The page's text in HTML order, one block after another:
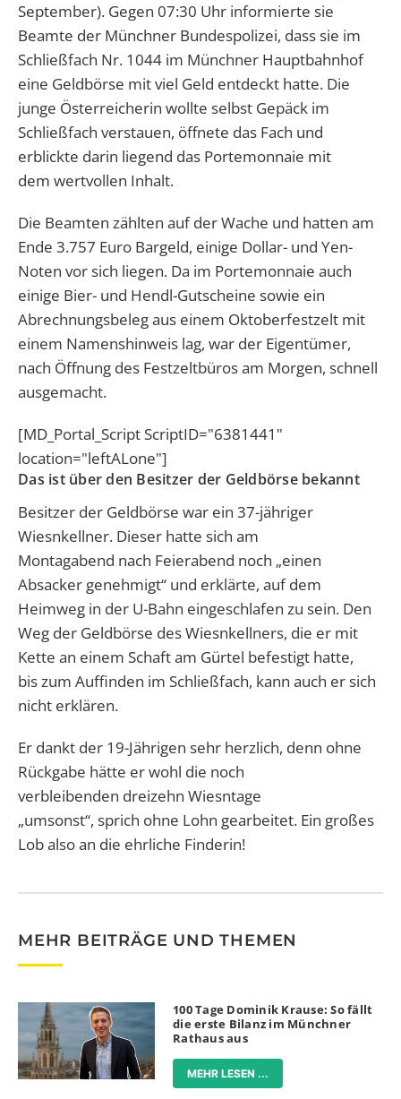
September). Gegen 07:30 Uhr informierte sie
Beamte der Münchner Bundespolizei, dass sie im
Schließfach Nr. 1044 im Münchner Hauptbahnhof
eine Geldbörse mit viel Geld entdeckt hatte. Die
junge Österreicherin wollte selbst Gepäck im
Schließfach verstauen, öffnete das Fach und
erblickte darin liegend das Portemonnaie mit
dem wertvollen Inhalt.
Die Beamten zählten auf der Wache und hatten am
Ende 3.757 Euro Bargeld, einige Dollar- und Yen-
Noten vor sich liegen. Da im Portemonnaie auch
einige Bier- und Hendl-Gutscheine sowie ein
Abrechnungsbeleg aus einem Oktoberfestzelt mit
einem Namenshinweis lag, war der Eigentümer,
nach Öffnung des Festzeltbüros am Morgen, schnell
ausgemacht.
[MD_Portal_Script ScriptID="6381441"
location="leftALone"]
Das ist über den Besitzer der Geldbörse bekannt
Besitzer der Geldbörse war ein 37-jähriger
Wiesnkellner. Dieser hatte sich am
Montagabend nach Feierabend noch „einen
Absacker genehmigt“ und erklärte, auf dem
Heimweg in der U-Bahn eingeschlafen zu sein. Den
Weg der Geldbörse des Wiesnkellners, die er mit
Kette an einem Schaft am Gürtel befestigt hatte,
bis zum Auffinden im Schließfach, kann auch er sich
nicht erklären.
Er dankt der 19-Jährigen sehr herzlich, denn ohne
Rückgabe hätte er wohl die noch
verbleibenden dreizehn Wiesntage
„umsonst“, sprich ohne Lohn gearbeitet. Ein großes
Lob also an die ehrliche Finderin!
MEHR BEITRÄGE UND THEMEN
100 Tage Dominik Krause: So fällt
die erste Bilanz im Münchner
Rathaus aus
MEHR LESEN ...